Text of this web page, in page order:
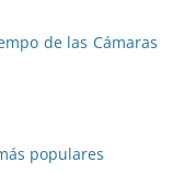
de las Cámaras
populares